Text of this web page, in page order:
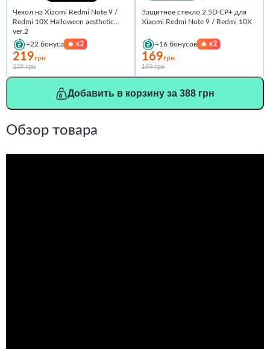
Чехол на Xiaomi Redmi Note 9 /
Redmi 10X Halloween aesthetic
ver.2
+22 бонуса 🔥x2
219грн
239 грн
Защитное стекло 2.5D CP+ для
Xiaomi Redmi Note 9 / Redmi 10X
+16 бонусов 🔥x2
169грн
199 грн
Добавить в корзину за 388 грн
Обзор товара